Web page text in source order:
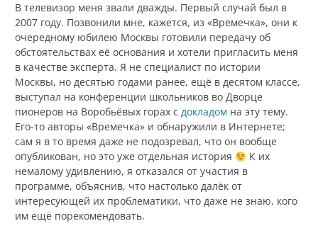
В телевизор меня звали дважды. Первый случай был в
2007 году. Позвонили мне, кажется, из «Времечка», они к
очередному юбилею Москвы готовили передачу об
обстоятельствах её основания и хотели пригласить меня
в качестве эксперта. Я не специалист по истории
Москвы, но десятью годами ранее, ещё в десятом классе,
выступал на конференции школьников во Дворце
пионеров на Воробьёвых горах с докладом на эту тему.
Его-то авторы «Времечка» и обнаружили в Интернете;
сам я в то время даже не подозревал, что он вообще
опубликован, но это уже отдельная история
К их
немалому удивлению, я отказался от участия в
программе, объяснив, что настолько далёк от
интересующей их проблематики, что даже не знаю, кого
им ещё порекомендовать.